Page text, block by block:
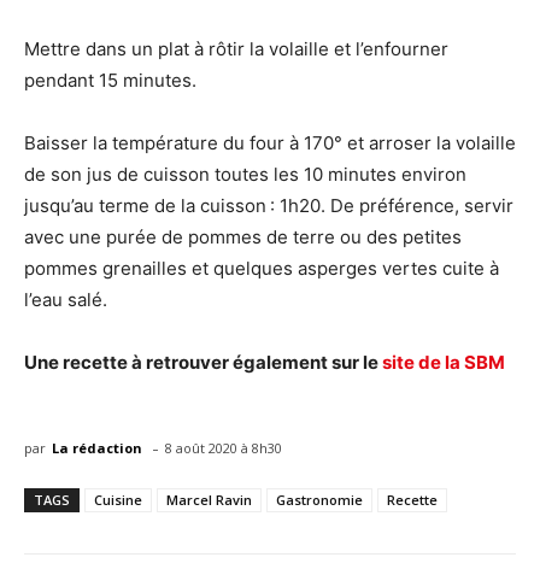
Mettre dans un plat à rôtir la volaille et l’enfourner
pendant 15 minutes.
Baisser la température du four à 170° et arroser la volaille
de son jus de cuisson toutes les 10 minutes environ
jusqu’au terme de la cuisson : 1h20. De préférence, servir
avec une purée de pommes de terre ou des petites
pommes grenailles et quelques asperges vertes cuite à
l’eau salé.
Une recette à retrouver également sur lesite de la SBM
par La rédaction - 8 août 2020 à 8h30
TAGS Cuisine Marcel Ravin Gastronomie Recette